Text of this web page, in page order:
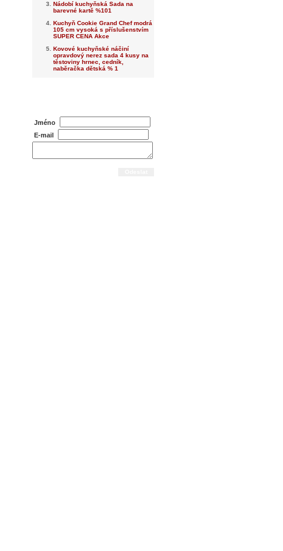
Nádobí kuchyňská Sada na
barevné kartě %101
Kuchyň Cookie Grand Chef modrá
105 cm vysoká s příslušenstvím
SUPER CENA Akce
Kovové kuchyňské náčiní
opravdový nerez sada 4 kusy na
těstoviny hrnec, cedník,
naběračka dětská % 1
Jméno
E-mail